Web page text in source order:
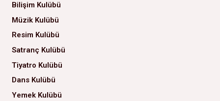
Bilişim Kulübü
Müzik Kulübü
Resim Kulübü
Satranç Kulübü
Tiyatro Kulübü
Dans Kulübü
Yemek Kulübü